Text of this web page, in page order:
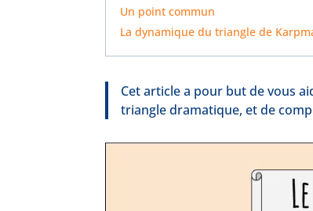
Un point commun
La dynamique du triangle de
Cet article a pour but de vous
triangle dramatique, et de